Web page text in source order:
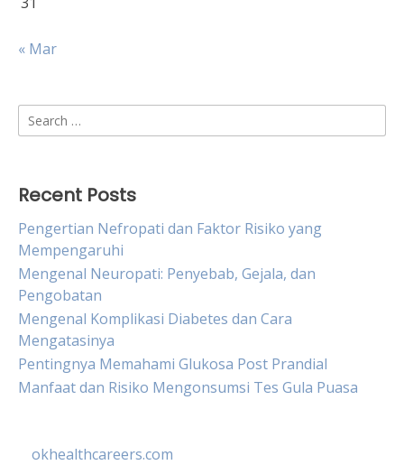
« Mar
Search
for:
Recent Posts
Pengertian Nefropati dan Faktor Risiko yang
Mempengaruhi
Mengenal Neuropati: Penyebab, Gejala, dan
Pengobatan
Mengenal Komplikasi Diabetes dan Cara
Mengatasinya
Pentingnya Memahami Glukosa Post Prandial
Manfaat dan Risiko Mengonsumsi Tes Gula Puasa
okhealthcareers.com